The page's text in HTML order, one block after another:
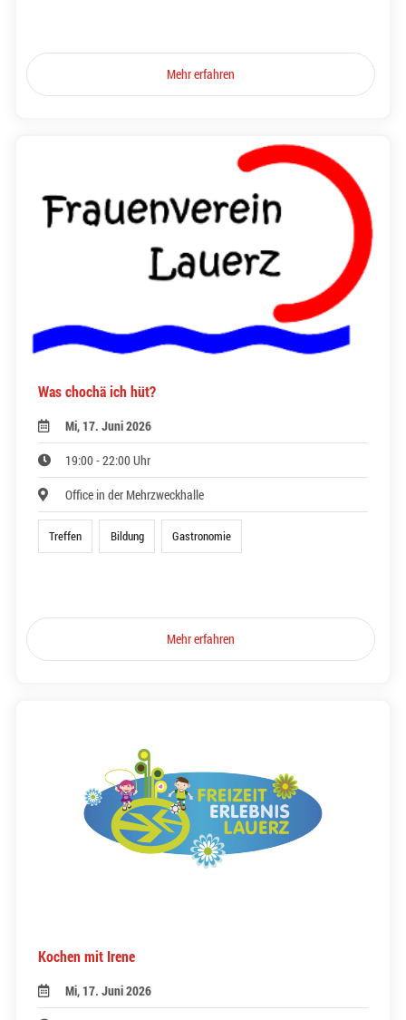
Mehr erfahren
Was chochä ich hüt?
Mi, 17. Juni 2026
19:00 - 22:00 Uhr
Office in der Mehrzweckhalle
Treffen Bildung Gastronomie
Mehr erfahren
Kochen mit Irene
Mi, 17. Juni 2026